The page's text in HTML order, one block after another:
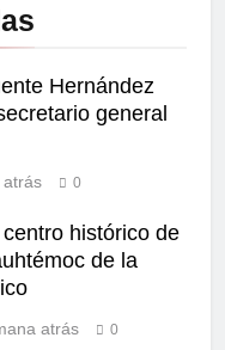
Hernández
general
atrás 0
histórico de
de la
atrás 0